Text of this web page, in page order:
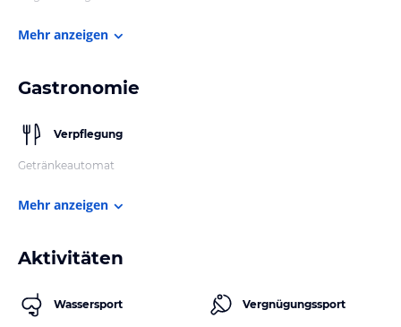
Mehr anzeigen
Gastronomie
Verpflegung
Getränkeautomat
Mehr anzeigen
Aktivitäten
Wassersport Vergnügungssport